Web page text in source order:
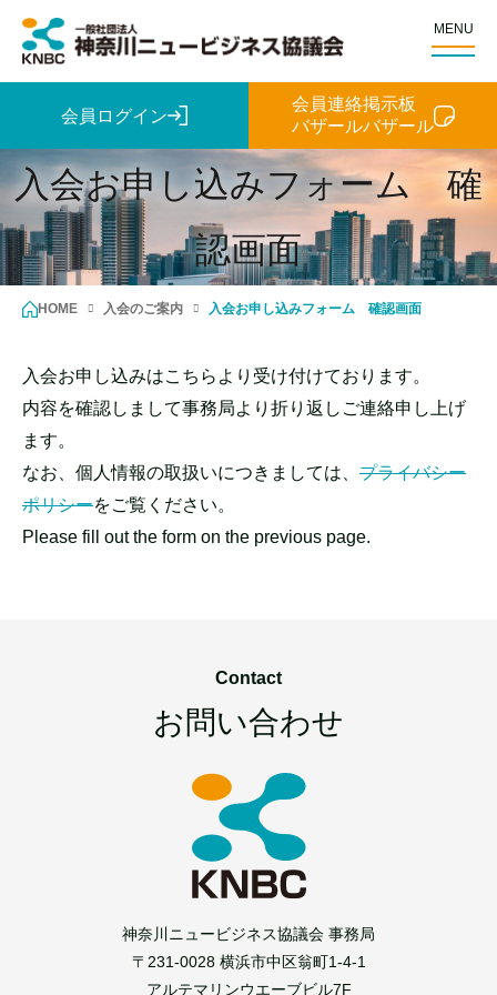
MENU
会員ログイン
会員連絡掲示板
バザールバザール
入会お申し込みフォーム 確
認画面
HOME 入会のご案内 入会お申し込みフォーム 確認画面
入会お申し込みはこちらより受け付けております。
内容を確認しまして事務局より折り返しご連絡申し上げ
ます。
なお、個人情報の取扱いにつきましては、 プライバシー
ポリシーをご覧ください。
Please fill out the form on the previous page.
Contact
お問い合わせ
神奈川ニュービジネス協議会 事務局
〒231-0028 横浜市中区翁町1-4-1
アルテマリンウエーブビル7F